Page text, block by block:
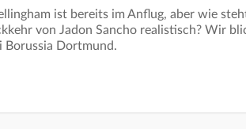
ist bereits im Anflug, aber wie
von Jadon Sancho realistisch? Wir
Borussia Dortmund.